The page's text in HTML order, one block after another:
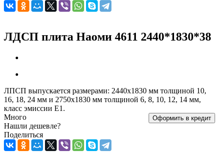
ЛДСП плита Наоми 4611 2440*1830*38
ЛПСП выпускается размерами: 2440х1830 мм толщиной 10,
16, 18, 24 мм и 2750х1830 мм толщиной 6, 8, 10, 12, 14 мм,
класс эмиссии Е1.
Оформить в кредит
Много
Нашли дешевле?
Поделиться